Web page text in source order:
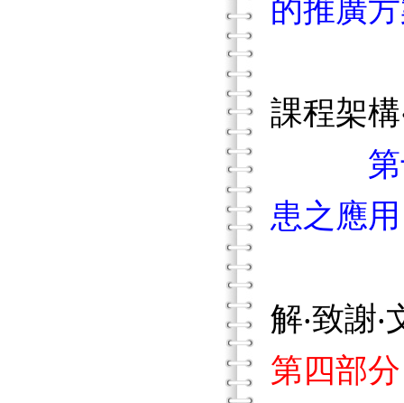
的推廣
課程架構
患之應用
解‧致謝‧
第四部